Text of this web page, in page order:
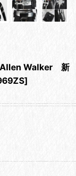
Walker 新
]